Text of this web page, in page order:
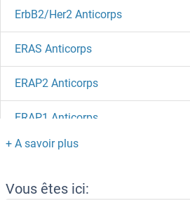
ErbB2/Her2 Anticorps
ERAS Anticorps
ERAP2 Anticorps
ERAP1 Anticorps
ERAL1 Anticorps
ER Lipid Raft Associated 2 Anticorps
Vous êtes ici: